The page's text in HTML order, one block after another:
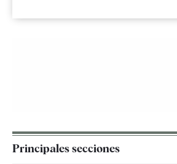
Principales secciones